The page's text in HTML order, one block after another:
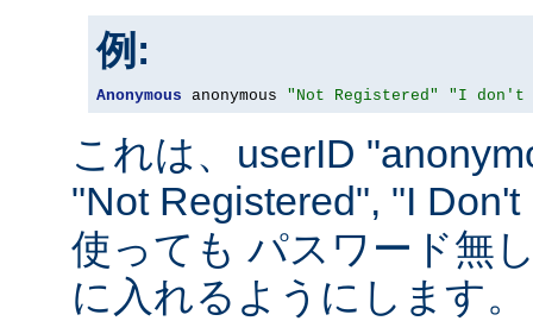
例:
Anonymous anonymous "Not Registered" "I don't
これは、userID
"Not Registered", "I
使っても パスワード無
に入れるようにします。